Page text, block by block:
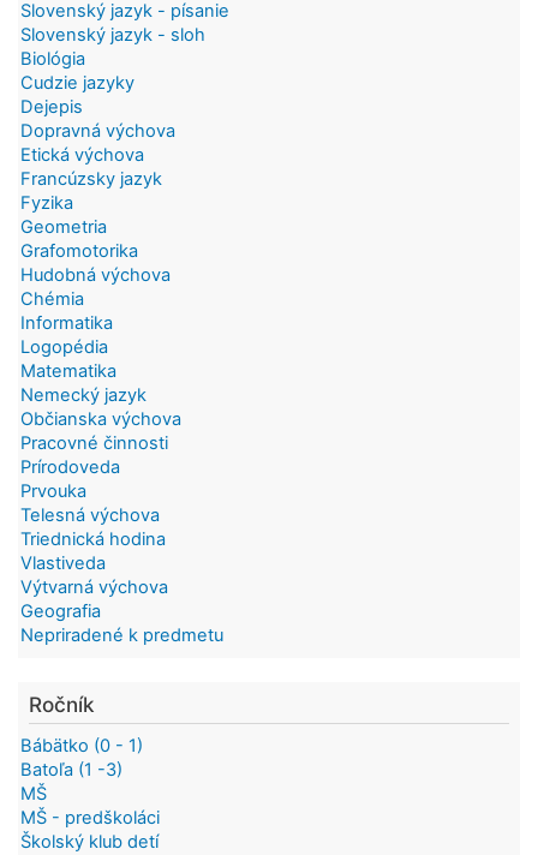
Slovenský jazyk - písanie
Slovenský jazyk - sloh
Biológia
Cudzie jazyky
Dejepis
Dopravná výchova
Etická výchova
Francúzsky jazyk
Fyzika
Geometria
Grafomotorika
Hudobná výchova
Chémia
Informatika
Logopédia
Matematika
Nemecký jazyk
Občianska výchova
Pracovné činnosti
Prírodoveda
Prvouka
Telesná výchova
Triednická hodina
Vlastiveda
Výtvarná výchova
Geografia
Nepriradené k predmetu
Ročník
Bábätko (0 - 1)
Batoľa (1 -3)
MŠ
MŠ - predškoláci
Školský klub detí